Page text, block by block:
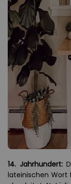
14. Jahrhundert:
lateinischen Wort